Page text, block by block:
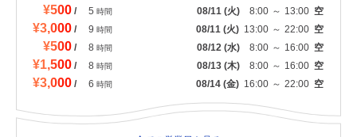
¥500 / 5 時間 08/11 (火) 8:00 ～ 13:00 空
¥3,000 / 9 時間 08/11 (火) 13:00 ～ 22:00 空
¥500 / 8 時間 08/12 (水) 8:00 ～ 16:00 空
¥1,500 / 8 時間 08/13 (木) 8:00 ～ 16:00 空
¥3,000 / 6 時間 08/14 (金) 16:00 ～ 22:00 空